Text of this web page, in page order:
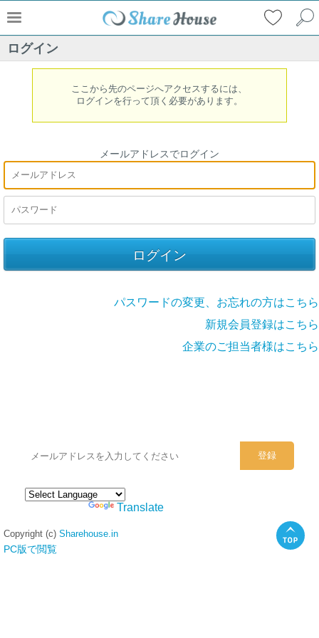
ログイン
ここから先のページへアクセスするには、
ログインを行って頂く必要があります。
メールアドレスでログイン
パスワードの変更、お忘れの方はこちら
新規会員登録はこちら
企業のご担当者様はこちら
Translate
Copyright (c) Sharehouse.in
PC版で閲覧